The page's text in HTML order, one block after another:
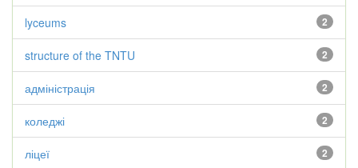
2
lyceums
2
structure of the TNTU
2
адміністрація
2
коледжі
2
ліцеї